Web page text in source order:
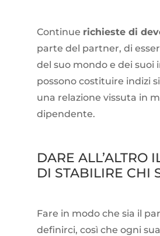
Continue richieste di
parte del partner, di
del suo mondo e dei suoi
possono costituire indizi
una relazione vissuta in
dipendente.
DARE ALL’ALTRO
DI STABILIRE CHI
Fare in modo che sia il
definirci, così che ogni